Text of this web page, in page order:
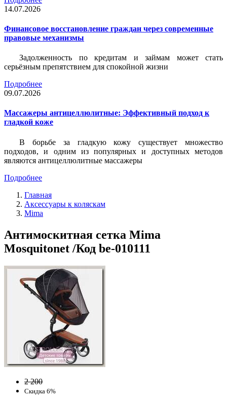
14.07.2026
Финансовое восстановление граждан через современные
правовые механизмы
Задолженность по кредитам и займам может стать
серьёзным препятствием для спокойной жизни
Подробнее
09.07.2026
Массажеры антицеллюлитные: Эффективный подход к
гладкой коже
В борьбе за гладкую кожу существует множество
подходов, и одним из популярных и доступных методов
являются антицеллюлитные массажеры
Подробнее
Главная
Аксессуары к коляскам
Mima
Антимоскитная сетка Mima
Mosquitonet /Код be-010111
2 200
Скидка 6%